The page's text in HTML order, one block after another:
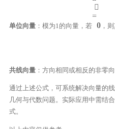
单位向量：模为1的向量，若

=
0，
共线向量：方向相同或相反的非零
通过上述公式，可系统解决向量的
几何与代数问题。实际应用中需结
式。